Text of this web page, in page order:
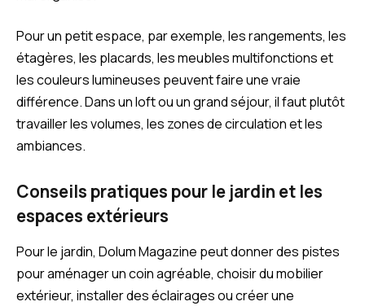
Pour un petit espace, par exemple, les rangements, les
étagères, les placards, les meubles multifonctions et
les couleurs lumineuses peuvent faire une vraie
différence. Dans un loft ou un grand séjour, il faut plutôt
travailler les volumes, les zones de circulation et les
ambiances.
Conseils pratiques pour le jardin et les
espaces extérieurs
Pour le jardin, Dolum Magazine peut donner des pistes
pour aménager un coin agréable, choisir du mobilier
extérieur, installer des éclairages ou créer une